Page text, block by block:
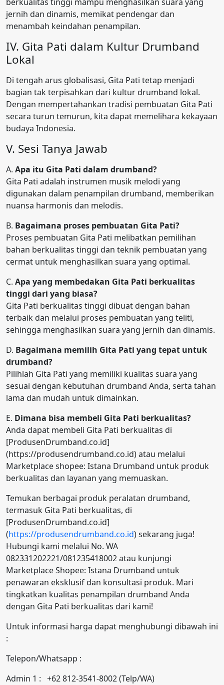
jernih dan dinamis, memikat pendengar dan
menambah keindahan penampilan.
IV. Gita Pati dalam Kultur Drumband
Lokal
Di tengah arus globalisasi, Gita Pati tetap menjadi
bagian tak terpisahkan dari kultur drumband lokal.
Dengan mempertahankan tradisi pembuatan Gita Pati
secara turun temurun, kita dapat memelihara kekayaan
budaya Indonesia.
V. Sesi Tanya Jawab
A. Apa itu Gita Pati dalam drumband?
Gita Pati adalah instrumen musik melodi yang
digunakan dalam penampilan drumband, memberikan
nuansa harmonis dan melodis.
B. Bagaimana proses pembuatan Gita Pati?
Proses pembuatan Gita Pati melibatkan pemilihan
bahan berkualitas tinggi dan teknik pembuatan yang
cermat untuk menghasilkan suara yang optimal.
C. Apa yang membedakan Gita Pati berkualitas
tinggi dari yang biasa?
Gita Pati berkualitas tinggi dibuat dengan bahan
terbaik dan melalui proses pembuatan yang teliti,
sehingga menghasilkan suara yang jernih dan dinamis.
D. Bagaimana memilih Gita Pati yang tepat untuk
drumband?
Pilihlah Gita Pati yang memiliki kualitas suara yang
sesuai dengan kebutuhan drumband Anda, serta tahan
lama dan mudah untuk dimainkan.
E. Dimana bisa membeli Gita Pati berkualitas?
Anda dapat membeli Gita Pati berkualitas di
[ProdusenDrumband.co.id]
(https://produsendrumband.co.id) atau melalui
Marketplace shopee: Istana Drumband untuk produk
berkualitas dan layanan yang memuaskan.
Temukan berbagai produk peralatan drumband,
termasuk Gita Pati berkualitas, di
[ProdusenDrumband.co.id]
(https://produsendrumband.co.id) sekarang juga!
Hubungi kami melalui No. WA
082331202221/081235418002 atau kunjungi
Marketplace Shopee: Istana Drumband untuk
penawaran eksklusif dan konsultasi produk. Mari
tingkatkan kualitas penampilan drumband Anda
dengan Gita Pati berkualitas dari kami!
Untuk informasi harga dapat menghubungi dibawah ini
:
Telepon/Whatsapp :
Admin 1 : +62 812-3541-8002 (Telp/WA)